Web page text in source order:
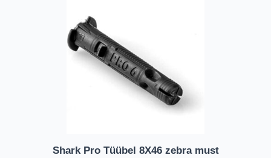
Shark Pro Tüübel 8X46 zebra must